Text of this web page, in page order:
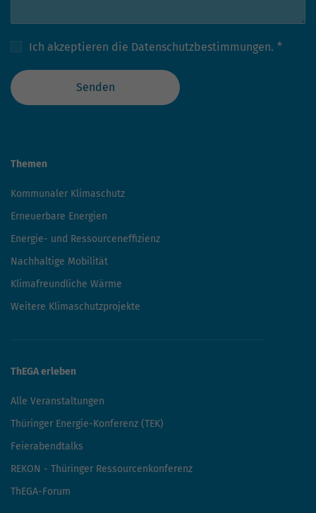
Ich akzeptieren die Datenschutzbestimmungen. *
Senden
Themen
Kommunaler Klimaschutz
Erneuerbare Energien
Energie- und Ressourceneffizienz
Nachhaltige Mobilität
Klimafreundliche Wärme
Weitere Klimaschutzprojekte
ThEGA erleben
Alle Veranstaltungen
Thüringer Energie-Konferenz (TEK)
Feierabendtalks
REKON - Thüringer Ressourcenkonferenz
ThEGA-Forum